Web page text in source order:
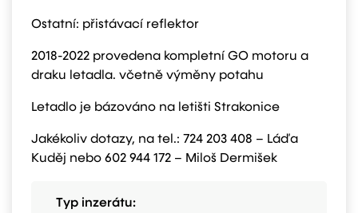
Ostatní: přistávací reflektor
2018-2022 provedena kompletní GO motoru a
draku letadla. včetně výměny potahu
Letadlo je bázováno na letišti Strakonice
Jakékoliv dotazy, na tel.: 724 203 408 – Láďa
Kuděj nebo 602 944 172 – Miloš Dermišek
Typ inzerátu: